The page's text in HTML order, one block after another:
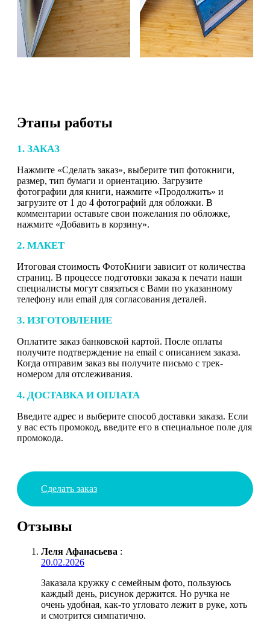
Этапы работы
1. ЗАКАЗ
Нажмите «Сделать заказ», выберите тип фотокниги,
размер, тип бумаги и ориентацию. Загрузите
фотографии для книги, нажмите «Продолжить» и
загрузите от 1 до 4 фотографий для обложки. В
комментарии оставьте свои пожелания по обложке,
нажмите «Добавить в корзину».
2. МАКЕТ
Итоговая стоимость ФотоКниги зависит от количества
страниц. В процессе подготовки заказа к печати наши
специалисты могут связаться с Вами по указанному
телефону или email для согласования деталей.
3. ИЗГОТОВЛЕНИЕ
Оплатите заказ банковской картой. После оплаты
получите подтверждение на email с описанием заказа.
Когда отправим заказ вы получите письмо с трек-
номером для отслеживания.
4. ДОСТАВКА И ОПЛАТА
Введите адрес и выберите способ доставки заказа. Если
у вас есть промокод, введите его в специальное поле для
промокода.
Сделать заказ
Отзывы
Леля Афанасьева :
20.02.2026
Заказала кружку с семейным фото, пользуюсь
каждый день, рисунок держится. Но ручка не
очень удобная, как-то угловато лежит в руке, хоть
и смотрится симпатично.